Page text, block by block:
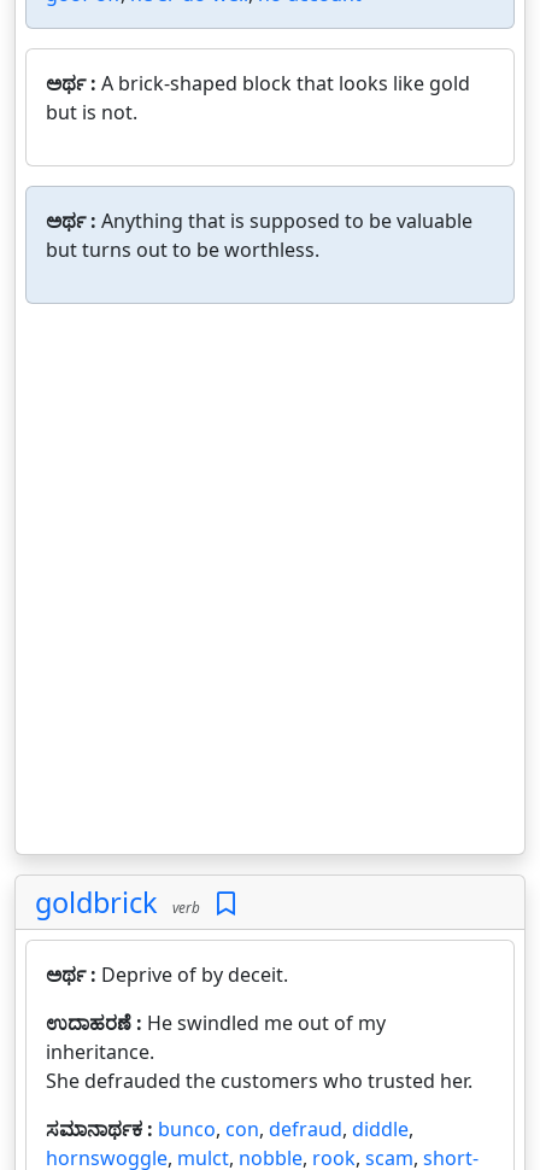
ಅರ್ಥ : A brick-shaped block that looks like gold
but is not.
ಅರ್ಥ : Anything that is supposed to be valuable
but turns out to be worthless.
goldbrick verb
ಅರ್ಥ : Deprive of by deceit.
ಉದಾಹರಣೆ : He swindled me out of my
inheritance.
She defrauded the customers who trusted her.
ಸಮಾನಾರ್ಥಕ : bunco, con, defraud, diddle,
hornswoggle, mulct, nobble, rook, scam, short-